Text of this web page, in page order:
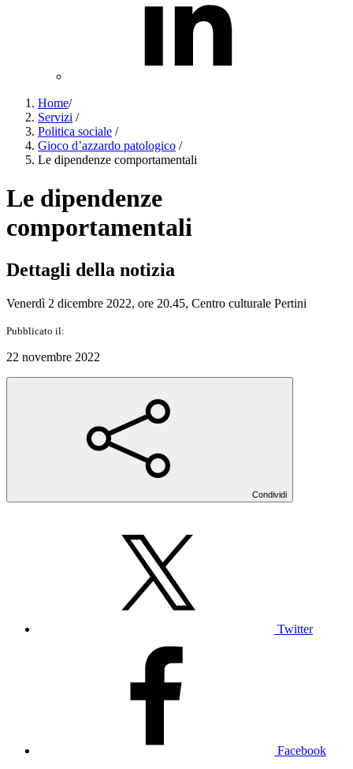
Home/
Servizi /
Politica sociale /
Gioco d’azzardo patologico /
Le dipendenze comportamentali
Le dipendenze
comportamentali
Dettagli della notizia
Venerdì 2 dicembre 2022, ore 20.45, Centro culturale Pertini
Pubblicato il:
22 novembre 2022
Condividi
Twitter
Facebook